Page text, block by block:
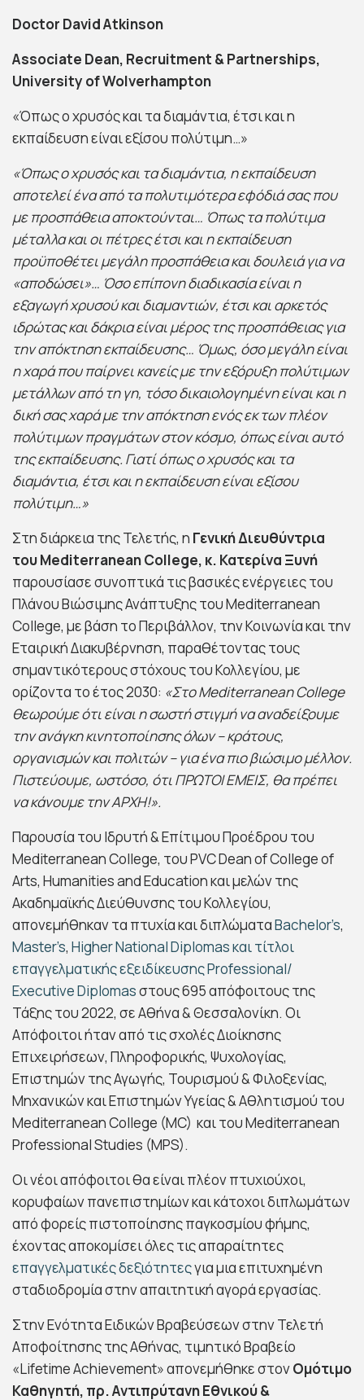
Doctor David Atkinson
Associate Dean, Recruitment & Partnerships,
University of Wolverhampton
«Όπως ο χρυσός και τα διαμάντια, έτσι και η
εκπαίδευση είναι εξίσου πολύτιμη…»
«Όπως ο χρυσός και τα διαμάντια, η εκπαίδευση
αποτελεί ένα από τα πολυτιμότερα εφόδιά σας που
με προσπάθεια αποκτούνται… Όπως τα πολύτιμα
μέταλλα και οι πέτρες έτσι και η εκπαίδευση
προϋποθέτει μεγάλη προσπάθεια και δουλειά για να
«αποδώσει»… Όσο επίπονη διαδικασία είναι η
εξαγωγή χρυσού και διαμαντιών, έτσι και αρκετός
ιδρώτας και δάκρια είναι μέρος της προσπάθειας για
την απόκτηση εκπαίδευσης… Όμως, όσο μεγάλη είναι
η χαρά που παίρνει κανείς με την εξόρυξη πολύτιμων
μετάλλων από τη γη, τόσο δικαιολογημένη είναι και η
δική σας χαρά με την απόκτηση ενός εκ των πλέον
πολύτιμων πραγμάτων στον κόσμο, όπως είναι αυτό
της εκπαίδευσης. Γιατί όπως ο χρυσός και τα
διαμάντια, έτσι και η εκπαίδευση είναι εξίσου
πολύτιμη…»
Στη διάρκεια της Τελετής, η Γενική Διευθύντρια
τουMediterraneanCollege, κ. Κατερίνα Ξυνή
παρουσίασε συνοπτικά τις βασικές ενέργειες του
Πλάνου Βιώσιμης Ανάπτυξης του Mediterranean
College, με βάση το Περιβάλλον, την Κοινωνία και την
Εταιρική Διακυβέρνηση, παραθέτοντας τους
σημαντικότερους στόχους του Κολλεγίου, με
ορίζοντα το έτος 2030: «Στο Mediterranean College
θεωρούμε ότι είναι η σωστή στιγμή να αναδείξουμε
την ανάγκη κινητοποίησης όλων – κράτους,
οργανισμών και πολιτών – για ένα πιο βιώσιμο μέλλον.
Πιστεύουμε, ωστόσο, ότι ΠΡΩΤΟΙ ΕΜΕΙΣ, θα πρέπει
να κάνουμε την ΑΡΧΗ!».
Παρουσία του Ιδρυτή & Επίτιμου Προέδρου του
Mediterranean College, του PVC Dean of College of
Arts, Humanities and Education και μελών της
Ακαδημαϊκής Διεύθυνσης του Κολλεγίου,
απονεμήθηκαν τα πτυχία και διπλώματαBachelor’s,
Master’s, Higher National Diplomas και τίτλοι
επαγγελματικής εξειδίκευσης Professional/
Executive Diplomasστους 695 απόφοιτους της
Τάξης του 2022, σε Αθήνα & Θεσσαλονίκη. Οι
Απόφοιτοι ήταν από τις σχολές Διοίκησης
Επιχειρήσεων, Πληροφορικής, Ψυχολογίας,
Επιστημών της Αγωγής, Τουρισμού & Φιλοξενίας,
Μηχανικών και Επιστημών Υγείας & Αθλητισμού του
Mediterranean College (MC) και του Mediterranean
Professional Studies (MPS).
Οι νέοι απόφοιτοι θα είναι πλέον πτυχιούχοι,
κορυφαίων πανεπιστημίων και κάτοχοι διπλωμάτων
από φορείς πιστοποίησης παγκοσμίου φήμης,
έχοντας αποκομίσει όλες τις απαραίτητες
επαγγελματικές δεξιότητεςγια μια επιτυχημένη
σταδιοδρομία στην απαιτητική αγορά εργασίας.
Στην Ενότητα Ειδικών Βραβεύσεων στην Τελετή
Αποφοίτησης της Αθήνας, τιμητικό Βραβείο
«Lifetime Achievement» απονεμήθηκε στονΟμότιμο
Καθηγητή, πρ. Αντιπρύτανη Εθνικού &